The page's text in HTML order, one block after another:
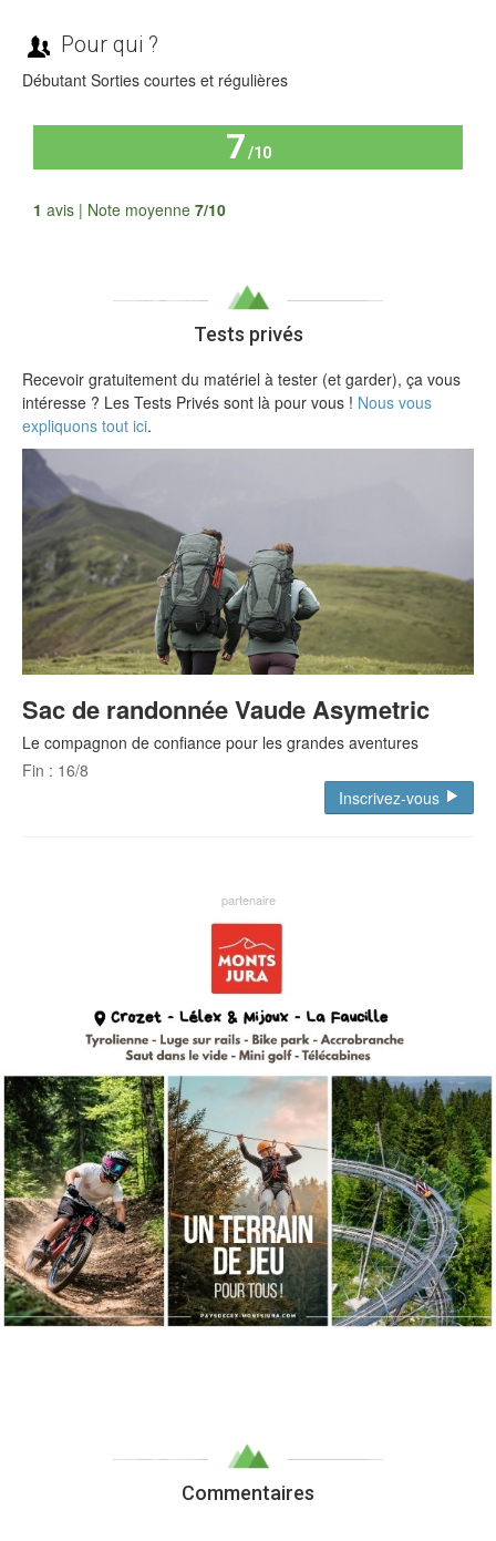
Pour qui ?
Débutant Sorties courtes et régulières
7/10
1 avis | Note moyenne 7/10
Tests privés
Recevoir gratuitement du matériel à tester (et garder), ça vous
intéresse ? Les Tests Privés sont là pour vous ! Nous vous
expliquons tout ici.
Sac de randonnée Vaude Asymetric
Le compagnon de confiance pour les grandes aventures
Fin : 16/8
Inscrivez-vous
Commentaires